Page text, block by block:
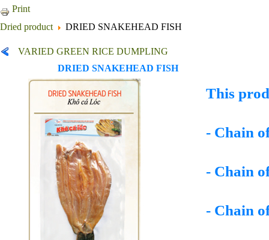
Print
Dried product
DRIED SNAKEHEAD FISH
VARIED GREEN RICE DUMPLING
DRIED SNAKEHEAD FISH
This
- Chain
- Chain
- Chain